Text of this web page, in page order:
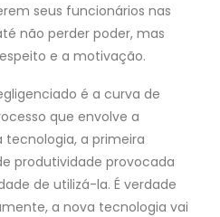
seus funcionários nas
não perder poder, mas
e a motivação.
é a curva de
que envolve a
a primeira
produtividade provocada
de utilizá-la. É verdade
a nova tecnologia vai